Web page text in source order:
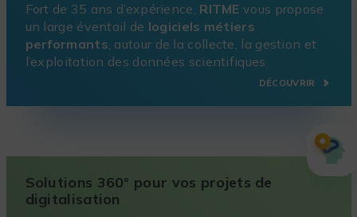
Fort de 35 ans d’expérience, RITME vous propose
un large éventail de logiciels métiers
performants, autour de la collecte, la gestion et
l’exploitation des données scientifiques.
DÉCOUVRIR
Solutions 360° pour vos projets de
digitalisation